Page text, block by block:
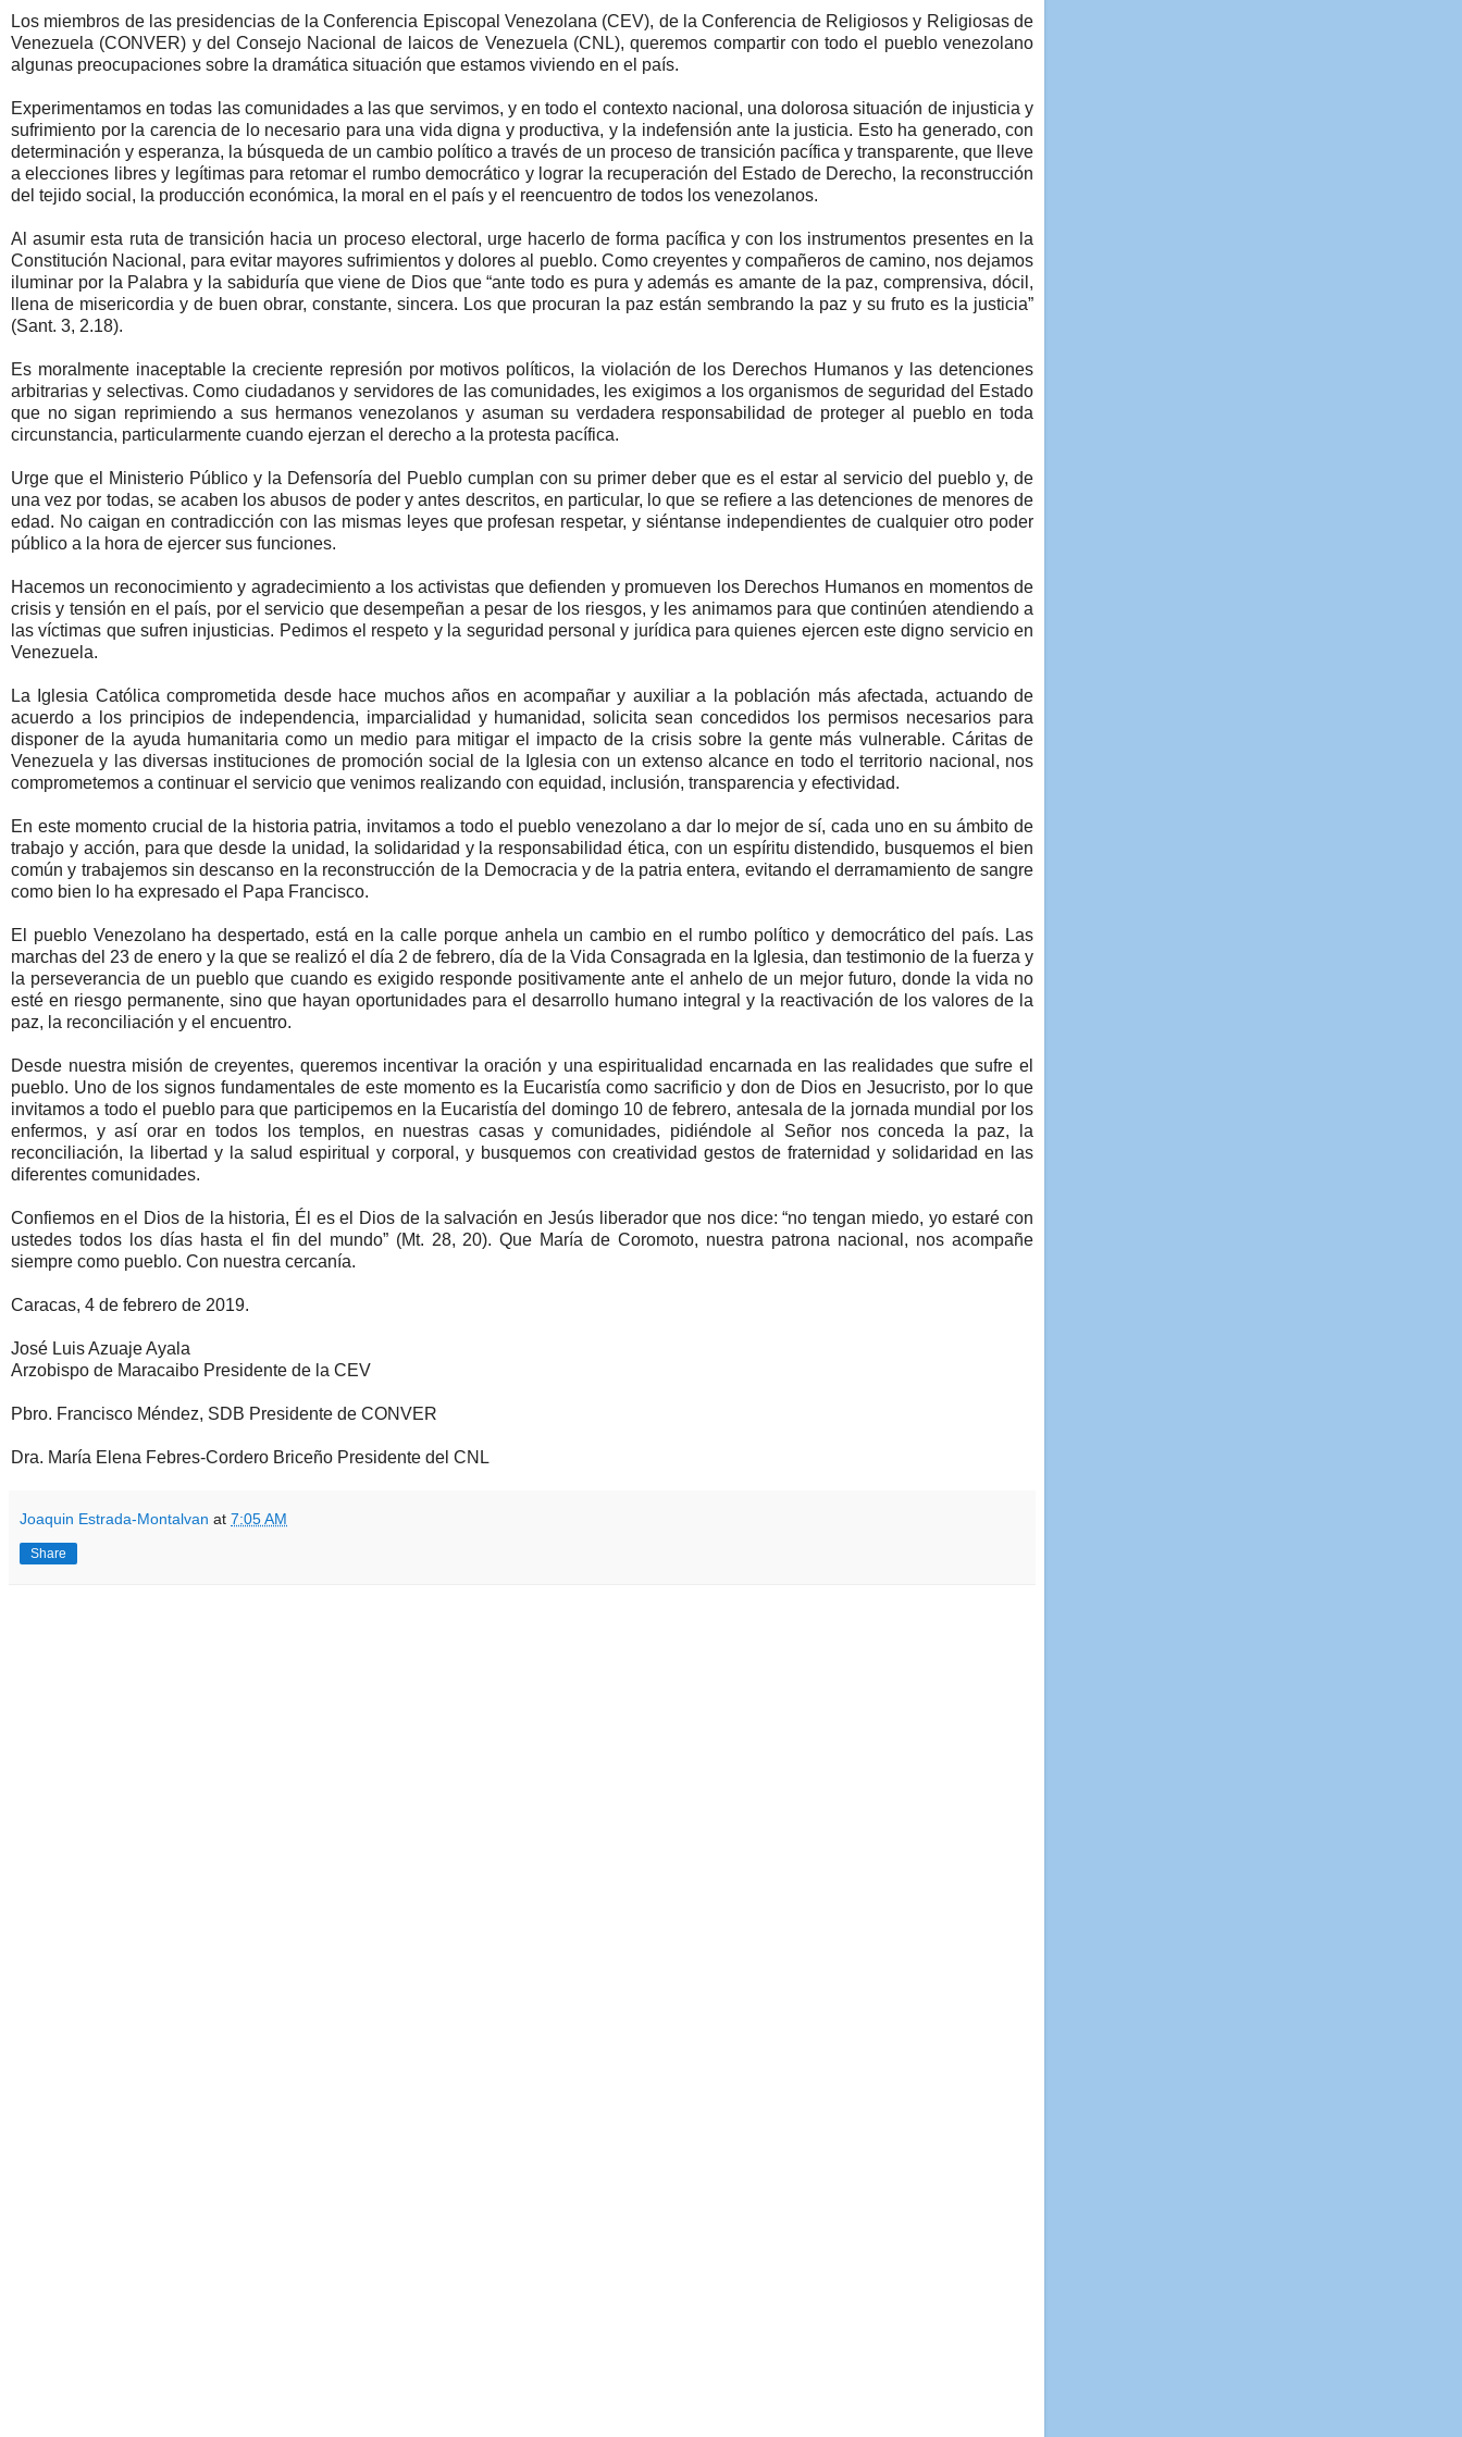
Los miembros de las presidencias de la Conferencia Episcopal Venezolana (CEV), de la Conferencia de Religiosos y Religiosas de
Venezuela (CONVER) y del Consejo Nacional de laicos de Venezuela (CNL), queremos compartir con todo el pueblo venezolano
algunas preocupaciones sobre la dramática situación que estamos viviendo en el país.
Experimentamos en todas las comunidades a las que servimos, y en todo el contexto nacional, una dolorosa situación de injusticia y
sufrimiento por la carencia de lo necesario para una vida digna y productiva, y la indefensión ante la justicia. Esto ha generado, con
determinación y esperanza, la búsqueda de un cambio político a través de un proceso de transición pacífica y transparente, que lleve
a elecciones libres y legítimas para retomar el rumbo democrático y lograr la recuperación del Estado de Derecho, la reconstrucción
del tejido social, la producción económica, la moral en el país y el reencuentro de todos los venezolanos.
Al asumir esta ruta de transición hacia un proceso electoral, urge hacerlo de forma pacífica y con los instrumentos presentes en la
Constitución Nacional, para evitar mayores sufrimientos y dolores al pueblo. Como creyentes y compañeros de camino, nos dejamos
iluminar por la Palabra y la sabiduría que viene de Dios que “ante todo es pura y además es amante de la paz, comprensiva, dócil,
llena de misericordia y de buen obrar, constante, sincera. Los que procuran la paz están sembrando la paz y su fruto es la justicia”
(Sant. 3, 2.18).
Es moralmente inaceptable la creciente represión por motivos políticos, la violación de los Derechos Humanos y las detenciones
arbitrarias y selectivas. Como ciudadanos y servidores de las comunidades, les exigimos a los organismos de seguridad del Estado
que no sigan reprimiendo a sus hermanos venezolanos y asuman su verdadera responsabilidad de proteger al pueblo en toda
circunstancia, particularmente cuando ejerzan el derecho a la protesta pacífica.
Urge que el Ministerio Público y la Defensoría del Pueblo cumplan con su primer deber que es el estar al servicio del pueblo y, de
una vez por todas, se acaben los abusos de poder y antes descritos, en particular, lo que se refiere a las detenciones de menores de
edad. No caigan en contradicción con las mismas leyes que profesan respetar, y siéntanse independientes de cualquier otro poder
público a la hora de ejercer sus funciones.
Hacemos un reconocimiento y agradecimiento a los activistas que defienden y promueven los Derechos Humanos en momentos de
crisis y tensión en el país, por el servicio que desempeñan a pesar de los riesgos, y les animamos para que continúen atendiendo a
las víctimas que sufren injusticias. Pedimos el respeto y la seguridad personal y jurídica para quienes ejercen este digno servicio en
Venezuela.
La Iglesia Católica comprometida desde hace muchos años en acompañar y auxiliar a la población más afectada, actuando de
acuerdo a los principios de independencia, imparcialidad y humanidad, solicita sean concedidos los permisos necesarios para
disponer de la ayuda humanitaria como un medio para mitigar el impacto de la crisis sobre la gente más vulnerable. Cáritas de
Venezuela y las diversas instituciones de promoción social de la Iglesia con un extenso alcance en todo el territorio nacional, nos
comprometemos a continuar el servicio que venimos realizando con equidad, inclusión, transparencia y efectividad.
En este momento crucial de la historia patria, invitamos a todo el pueblo venezolano a dar lo mejor de sí, cada uno en su ámbito de
trabajo y acción, para que desde la unidad, la solidaridad y la responsabilidad ética, con un espíritu distendido, busquemos el bien
común y trabajemos sin descanso en la reconstrucción de la Democracia y de la patria entera, evitando el derramamiento de sangre
como bien lo ha expresado el Papa Francisco.
El pueblo Venezolano ha despertado, está en la calle porque anhela un cambio en el rumbo político y democrático del país. Las
marchas del 23 de enero y la que se realizó el día 2 de febrero, día de la Vida Consagrada en la Iglesia, dan testimonio de la fuerza y
la perseverancia de un pueblo que cuando es exigido responde positivamente ante el anhelo de un mejor futuro, donde la vida no
esté en riesgo permanente, sino que hayan oportunidades para el desarrollo humano integral y la reactivación de los valores de la
paz, la reconciliación y el encuentro.
Desde nuestra misión de creyentes, queremos incentivar la oración y una espiritualidad encarnada en las realidades que sufre el
pueblo. Uno de los signos fundamentales de este momento es la Eucaristía como sacrificio y don de Dios en Jesucristo, por lo que
invitamos a todo el pueblo para que participemos en la Eucaristía del domingo 10 de febrero, antesala de la jornada mundial por los
enfermos, y así orar en todos los templos, en nuestras casas y comunidades, pidiéndole al Señor nos conceda la paz, la
reconciliación, la libertad y la salud espiritual y corporal, y busquemos con creatividad gestos de fraternidad y solidaridad en las
diferentes comunidades.
Confiemos en el Dios de la historia, Él es el Dios de la salvación en Jesús liberador que nos dice: “no tengan miedo, yo estaré con
ustedes todos los días hasta el fin del mundo” (Mt. 28, 20). Que María de Coromoto, nuestra patrona nacional, nos acompañe
siempre como pueblo. Con nuestra cercanía.
Caracas, 4 de febrero de 2019.
José Luis Azuaje Ayala
Arzobispo de Maracaibo Presidente de la CEV
Pbro. Francisco Méndez, SDB Presidente de CONVER
Dra. María Elena Febres-Cordero Briceño Presidente del CNL
Joaquin Estrada-Montalvan at 7:05 AM
Share